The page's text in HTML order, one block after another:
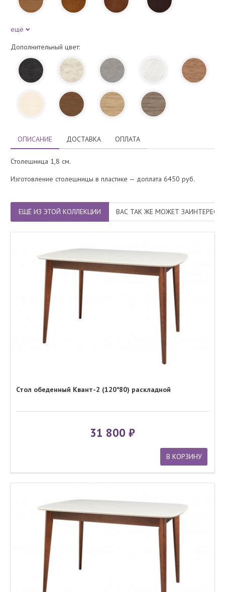
ещё
Дополнительный цвет:
ОПИСАНИЕ ДОСТАВКА ОПЛАТА
Столешница 1,8 см.
Изготовление столешницы в пластике — доплата 6450 руб.
ЕЩЁ ИЗ ЭТОЙ КОЛЛЕКЦИИ ВАС ТАК ЖЕ МОЖЕТ
Стол обеденный Квант-2 (120*80) раскладной
31 800
В КОРЗИНУ